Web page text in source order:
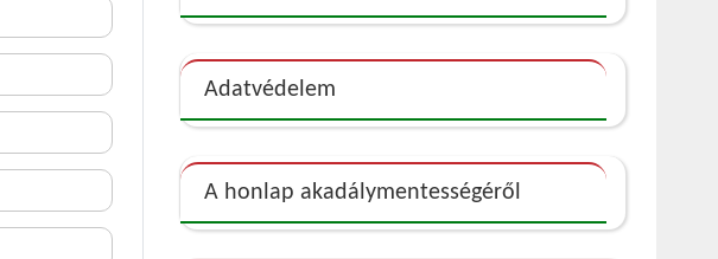
Adatvédelem
A honlap akadálymentességéről